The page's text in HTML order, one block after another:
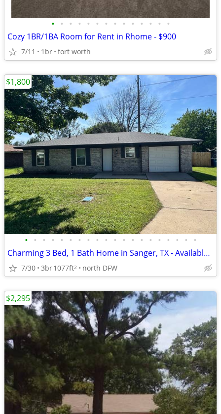
• • • • • • • • • • • • • •
Cozy 1BR/1BA Room for Rent in Rhome - $900
7/11 1br fort worth
• • • • • • • • • • • • • • • • • • • •
Charming 3 Bed, 1 Bath Home in Sanger, TX - Available 4/20 - $1800
7/30 3br1077ft2 north DFW
$1,800
$2,295